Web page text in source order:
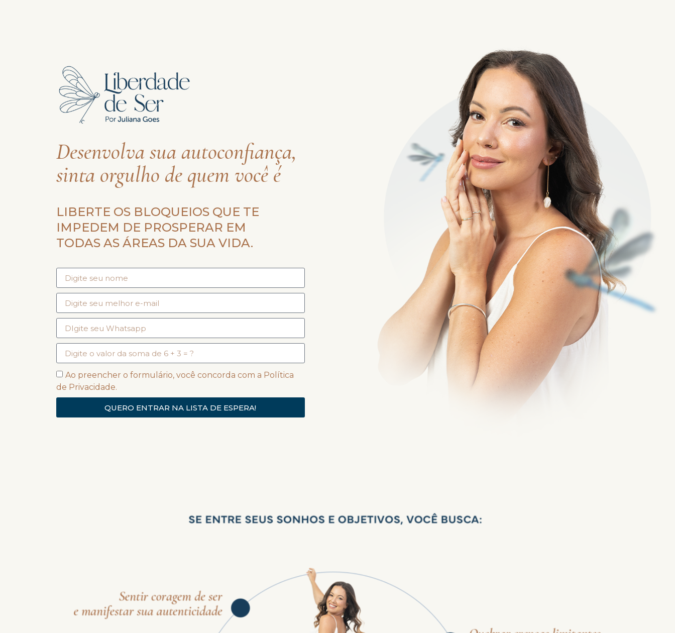
Desenvolva sua autoconfiança,
sinta orgulho de quem você é
LIBERTE OS BLOQUEIOS QUE TE
IMPEDEM DE PROSPERAR EM
TODAS AS ÁREAS DA SUA VIDA.
Ao preencher o formulário, você concorda com a Política
de Privacidade.
QUERO ENTRAR NA LISTA DE ESPERA!